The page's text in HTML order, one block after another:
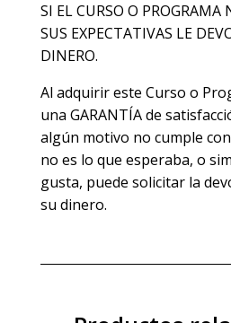
SI EL CURSO O PROGRAMA
SUS EXPECTATIVAS LE
DINERO.
Al adquirir este Curso o
una GARANTÍA de
algún motivo no cumple
no es lo que esperaba, o
gusta, puede solicitar la
su dinero.